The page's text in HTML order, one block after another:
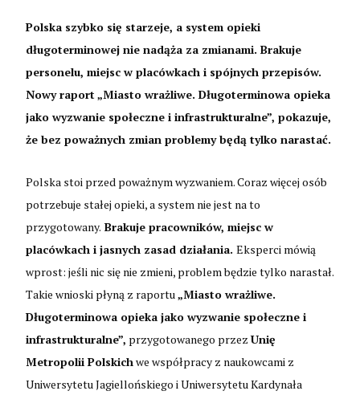
Polska szybko się starzeje, a system opieki
długoterminowej nie nadąża za zmianami. Brakuje
personelu, miejsc w placówkach i spójnych przepisów.
Nowy raport „Miasto wrażliwe. Długoterminowa opieka
jako wyzwanie społeczne i infrastrukturalne”, pokazuje,
że bez poważnych zmian problemy będą tylko narastać.
Polska stoi przed poważnym wyzwaniem. Coraz więcej osób
potrzebuje stałej opieki, a system nie jest na to
przygotowany. Brakuje pracowników, miejsc w
placówkach i jasnych zasad działania.Eksperci mówią
wprost: jeśli nic się nie zmieni, problem będzie tylko narastał.
Takie wnioski płyną z raportu „Miasto wrażliwe.
Długoterminowa opieka jako wyzwanie społeczne i
infrastrukturalne”, przygotowanego przezUnię
Metropolii Polskich we współpracy z naukowcami z
Uniwersytetu Jagiellońskiego i Uniwersytetu Kardynała